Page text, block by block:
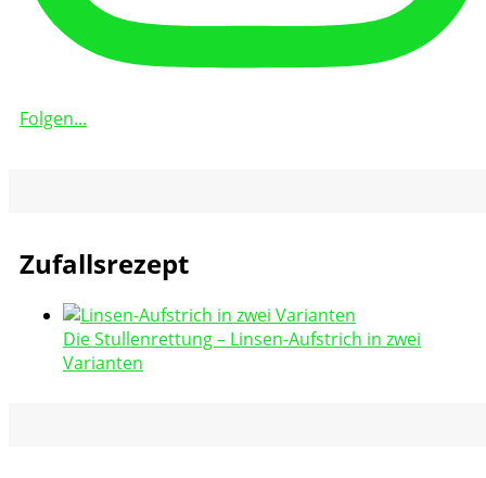
Folgen...
Zufallsrezept
Die Stullenrettung – Linsen-Aufstrich in zwei
Varianten